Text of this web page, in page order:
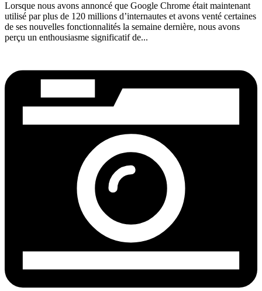
Lorsque nous avons annoncé que Google Chrome était maintenant
utilisé par plus de 120 millions d’internautes et avons venté certaines
de ses nouvelles fonctionnalités la semaine dernière, nous avons
perçu un enthousiasme significatif de...